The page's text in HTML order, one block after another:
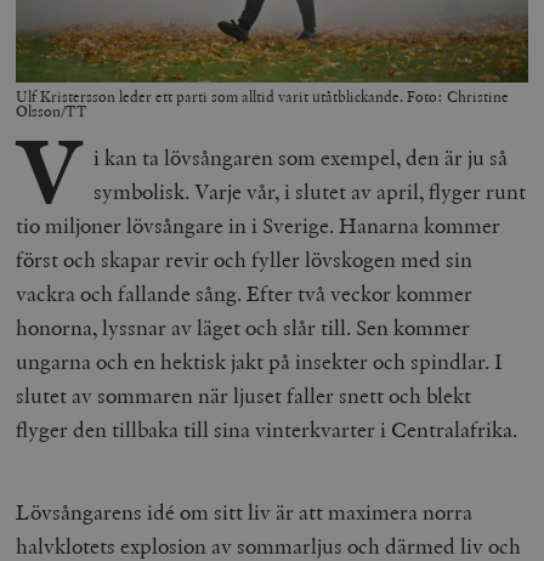
Ulf Kristersson leder ett parti som alltid varit utåtblickande. Foto: Christine
Olsson/TT
V i kan ta lövsångaren som exempel, den är ju så
symbolisk. Varje vår, i slutet av april, flyger runt
tio miljoner lövsångare in i Sverige. Hanarna kommer
först och skapar revir och fyller lövskogen med sin
vackra och fallande sång. Efter två veckor kommer
honorna, lyssnar av läget och slår till. Sen kommer
ungarna och en hektisk jakt på insekter och spindlar. I
slutet av sommaren när ljuset faller snett och blekt
flyger den tillbaka till sina vinterkvarter i Centralafrika.
Lövsångarens idé om sitt liv är att maximera norra
halvklotets explosion av sommarljus och därmed liv och